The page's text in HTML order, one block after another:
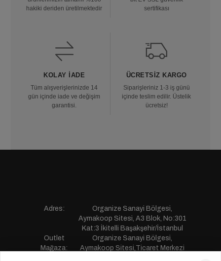
hakiki deriden üretilmektedir
sertifikası
KOLAY İADE
Tüm alışverişlerinizde 14
gün içinde iade ve değişim
garantisi.
ÜCRETSIZ KARGO
Siparişleriniz 1-3 iş günü
içinde teslim edilir. Üstelik
ücretsiz!
Adres:
Organize Sanayi Bölgesi,
Aymakoop Sitesi, A3 Blok, No:301
Kat:3 İkitelli Başakşehir/İstanbul
Outlet
Mağaza:
Organize Sanayi Bölgesi,
Aymakoop Sitesi,Ticaret Merkezi